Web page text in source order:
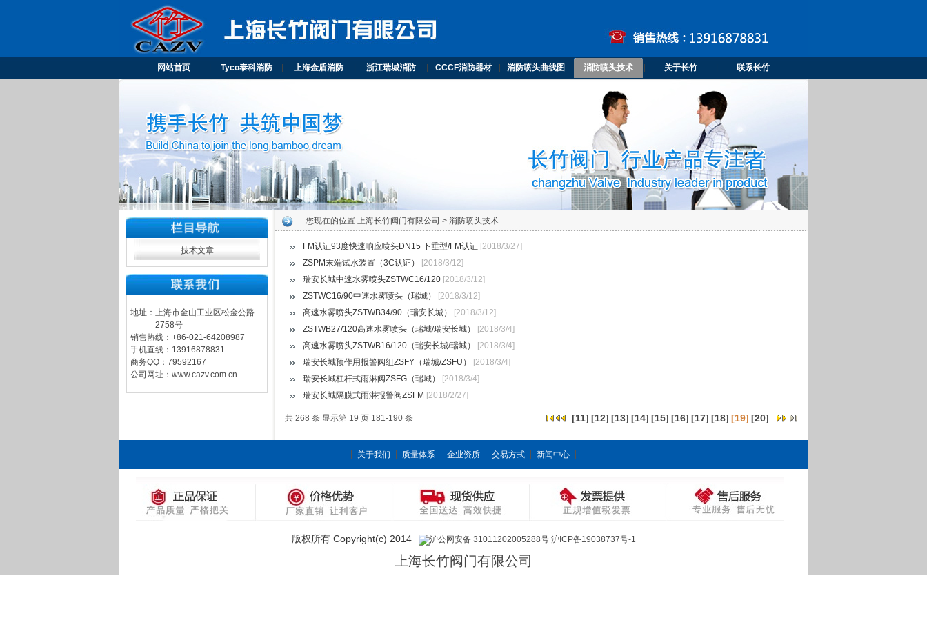
网站首页 Tyco泰科消防 上海金盾消防 浙江瑞城消防 CCCF消防器材 消防喷头曲线图 消防喷头技术 关于长竹 联系长竹
技术文章
地址：上海市金山工业区松金公路
2758号
销售热线：+86-021-64208987
手机直线：13916878831
商务QQ：79592167
公司网址：www.cazv.com.cn
您现在的位置:上海长竹阀门有限公司 > 消防喷头技术
FM认证93度快速响应喷头DN15 下垂型/FM认证 [2018/3/27]
ZSPM末端试水装置（3C认证）
[2018/3/12]
瑞安长城中速水雾喷头ZSTWC16/120 [2018/3/12]
ZSTWC16/90中速水雾喷头（瑞城）
[2018/3/12]
高速水雾喷头ZSTWB34/90（瑞安长城）
[2018/3/12]
ZSTWB27/120高速水雾喷头（瑞城/瑞安长城）
[2018/3/4]
高速水雾喷头ZSTWB16/120（瑞安长城/瑞城）
[2018/3/4]
瑞安长城预作用报警阀组ZSFY（瑞城/ZSFU）
[2018/3/4]
瑞安长城杠杆式雨淋阀ZSFG（瑞城）
[2018/3/4]
瑞安长城隔膜式雨淋报警阀ZSFM [2018/2/27]
共 268 条 显示第 19 页 181-190 条 [11] [12] [13] [14] [15] [16] [17] [18] [19] [20]
关于我们 质量体系 企业资质 交易方式 新闻中心
版权所有 Copyright(c) 2014 沪公网安备 31011202005288号 沪ICP备19038737号-1
上海长竹阀门有限公司